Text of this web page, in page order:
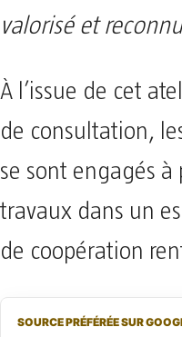
valorisé et
À l’issue de cet
de consultation,
se sont engagés à
travaux dans un
de coopération
SOURCE PRÉFÉRÉE SUR